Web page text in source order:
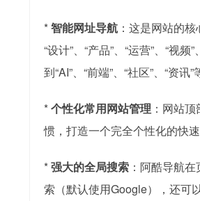
*智能网址导航 ：这是网站的
“设计”、“产品”、“运营”、“视
到“AI”、“前端”、“社区”、“资讯
*个性化常用网站管理 ：网站
惯，打造一个完全个性化的快
*强大的全局搜索 ：阿酷导航
索（默认使用Google），还可